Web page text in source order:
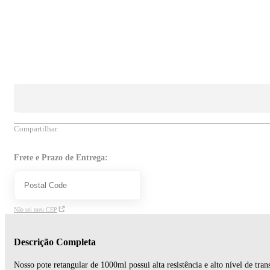
Compartilhar
Frete e Prazo de Entrega:
Não sei meu CEP
Descrição Completa
Nosso pote retangular de 1000ml possui alta resistência e alto nível de